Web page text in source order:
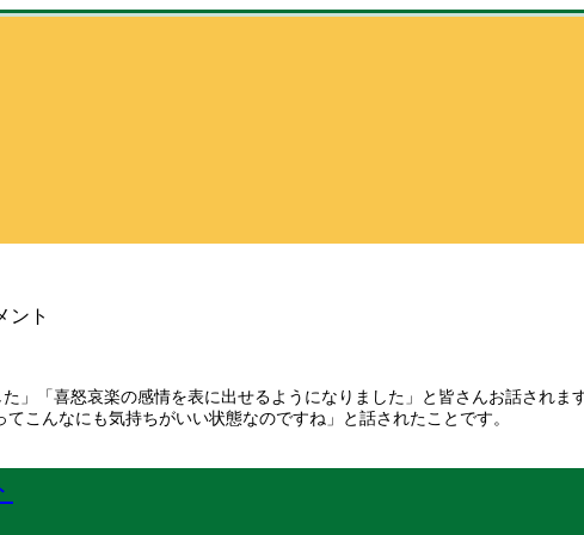
ント
」「喜怒哀楽の感情を表に出せるようになりました」と皆さんお話されま
こんなにも気持ちがいい状態なのですね」と話されたことです。